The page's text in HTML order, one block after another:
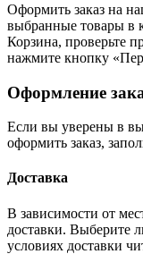
Оформить заказ на
выбранные товары в
Корзина, проверьте
нажмите кнопку
Оформление
Если вы уверены в
оформить заказ,
Доставка
В зависимости от
доставки. Выберите
условиях доставки